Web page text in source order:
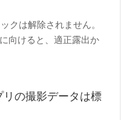
クは解除されません。
向けると、適正露出か
の撮影データは標